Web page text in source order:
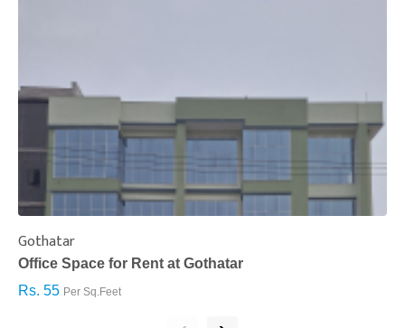
Gothatar
Office Space for Rent at Gothatar
Rs. 55 Per Sq.Feet